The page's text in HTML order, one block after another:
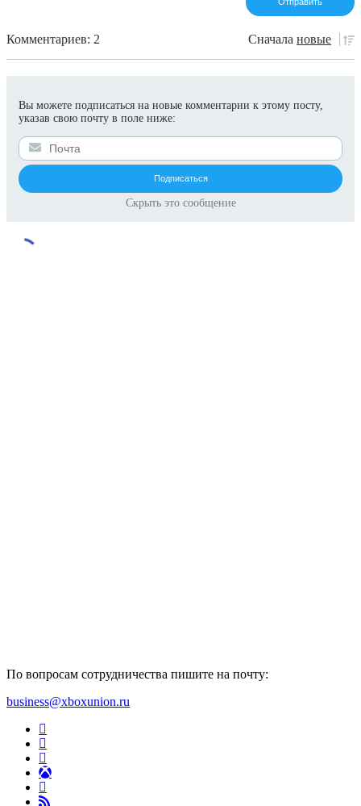
Комментариев: 2 Сначала новые
Вы можете подписаться на новые комментарии к этому посту,
указав свою почту в поле ниже:
Скрыть это сообщение
По вопросам сотрудничества пишите на почту:
business@xboxunion.ru